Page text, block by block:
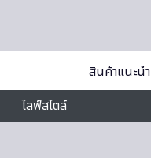
สินค้าแนะนำ
ไลฟ์สไตล์